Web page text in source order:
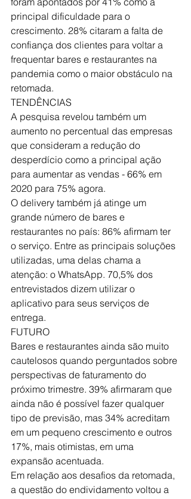
principal dificuldade para o
crescimento. 28% citaram a falta de
confiança dos clientes para voltar a
frequentar bares e restaurantes na
pandemia como o maior obstáculo na
retomada.
TENDÊNCIAS
A pesquisa revelou também um
aumento no percentual das empresas
que consideram a redução do
desperdício como a principal ação
para aumentar as vendas - 66% em
2020 para 75% agora.
O delivery também já atinge um
grande número de bares e
restaurantes no país: 86% afirmam ter
o serviço. Entre as principais soluções
utilizadas, uma delas chama a
atenção: o WhatsApp. 70,5% dos
entrevistados dizem utilizar o
aplicativo para seus serviços de
entrega.
FUTURO
Bares e restaurantes ainda são muito
cautelosos quando perguntados sobre
perspectivas de faturamento do
próximo trimestre. 39% afirmaram que
ainda não é possível fazer qualquer
tipo de previsão, mas 34% acreditam
em um pequeno crescimento e outros
17%, mais otimistas, em uma
expansão acentuada.
Em relação aos desafios da retomada,
a questão do endividamento voltou a